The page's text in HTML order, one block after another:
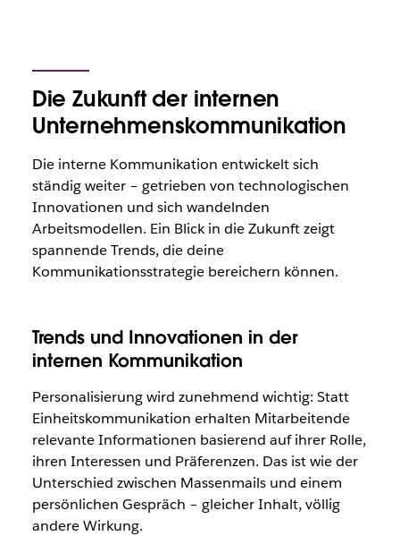
Die Zukunft der internen
Unternehmenskommunikation
Die interne Kommunikation entwickelt sich
ständig weiter – getrieben von technologischen
Innovationen und sich wandelnden
Arbeitsmodellen. Ein Blick in die Zukunft zeigt
spannende Trends, die deine
Kommunikationsstrategie bereichern können.
Trends und Innovationen in der
internen Kommunikation
Personalisierung wird zunehmend wichtig: Statt
Einheitskommunikation erhalten Mitarbeitende
relevante Informationen basierend auf ihrer Rolle,
ihren Interessen und Präferenzen. Das ist wie der
Unterschied zwischen Massenmails und einem
persönlichen Gespräch – gleicher Inhalt, völlig
andere Wirkung.